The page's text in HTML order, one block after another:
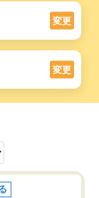
変更
変更